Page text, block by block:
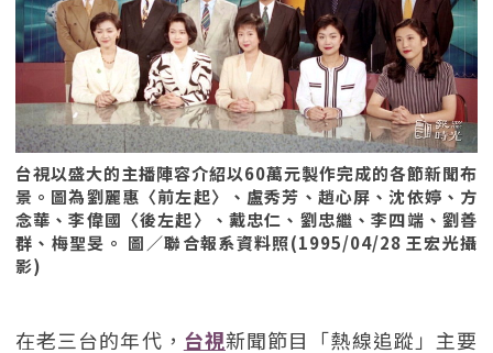
台視以盛大的主播陣容介紹以60萬元製作完成的各節新聞布
景。圖為劉麗惠〈前左起〉、盧秀芳、趙心屏、沈依婷、方
念華、李偉國〈後左起〉、戴忠仁、劉忠繼、李四端、劉善
群、梅聖旻。 圖／聯合報系資料照(1995/04/28 王宏光攝
影)
在老三台的年代， 台視新聞節目「熱線追蹤」主要